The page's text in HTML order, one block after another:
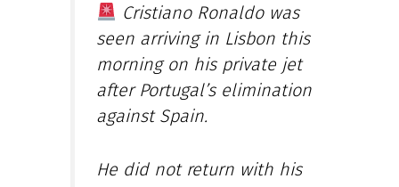
Cristiano Ronaldo was
seen arriving in Lisbon this
morning on his private jet
after Portugal’s elimination
against Spain.
He did not return with his